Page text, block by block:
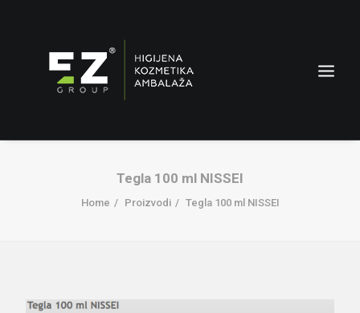
Tegla 100 ml NISSEI
Home Proizvodi Tegla 100 ml NISSEI